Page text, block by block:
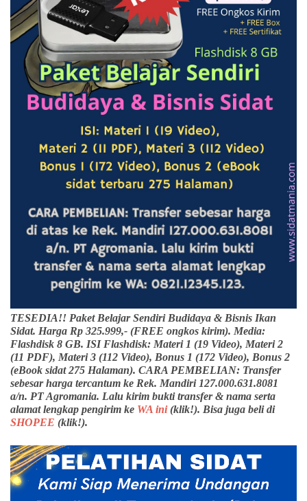
TESEDIA!! Paket Belajar Sendiri Budidaya & Bisnis Ikan
Sidat. Harga Rp 325.999,- (FREE ongkos kirim). Media:
Flashdisk 8 GB. ISI Flashdisk: Materi 1 (19 Video), Materi 2
(11 PDF), Materi 3 (112 Video), Bonus 1 (172 Video), Bonus 2
(eBook sidat 275 Halaman). CARA PEMBELIAN: Transfer
sebesar harga tercantum ke Rek. Mandiri 127.000.631.8081
a/n. PT Agromania. Lalu kirim bukti transfer & nama serta
alamat lengkap pengirim ke WA ini(klik!). Bisa juga beli di
SHOPEE (klik!).